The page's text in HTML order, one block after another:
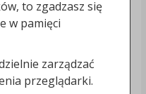
to zgadzasz się
w pamięci
zarządzać
przeglądarki.